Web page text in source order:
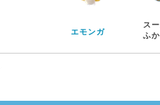
エモンガ
ス
ふ